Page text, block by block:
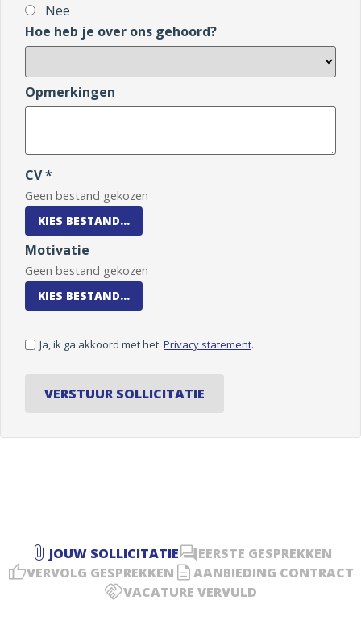
Nee
Hoe heb je over ons gehoord?
Opmerkingen
CV *
Geen bestand gekozen
KIES BESTAND...
Motivatie
Geen bestand gekozen
KIES BESTAND...
Ja, ik ga akkoord met het Privacy statement.
VERSTUUR SOLLICITATIE
JOUW SOLLICITATIE
EERSTE GESPREKKEN
VERVOLG GESPREKKEN
AANBIEDING CONTRACT
VACATURE VERVULD